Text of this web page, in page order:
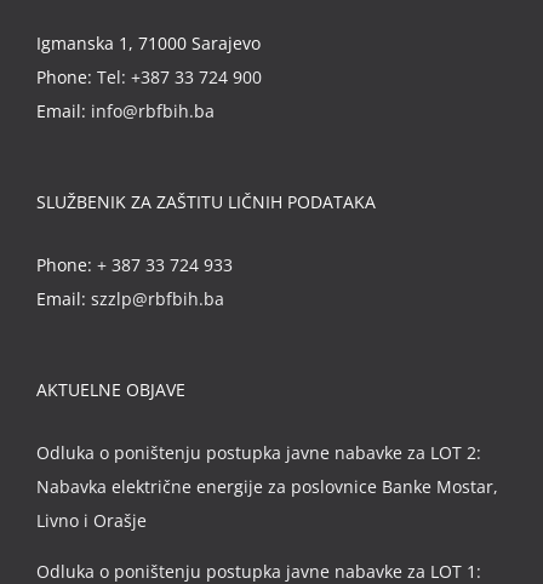
Igmanska 1, 71000 Sarajevo
Phone: Tel: +387 33 724 900
Email: info@rbfbih.ba
SLUŽBENIK ZA ZAŠTITU LIČNIH PODATAKA
Phone: + 387 33 724 933
Email: szzlp@rbfbih.ba
AKTUELNE OBJAVE
Odluka o poništenju postupka javne nabavke za LOT 2:
Nabavka električne energije za poslovnice Banke Mostar,
Livno i Orašje
Odluka o poništenju postupka javne nabavke za LOT 1: